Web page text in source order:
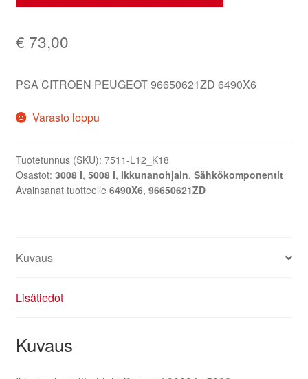
€ 73,00
PSA CITROEN PEUGEOT 96650621ZD 6490X6
Varasto loppu
Tuotetunnus (SKU): 7511-L12_K18
Osastot: 3008 I, 5008 I, Ikkunanohjain, Sähkökomponentit
Avainsanat tuotteelle 6490X6, 96650621ZD
Kuvaus
Lisätiedot
Kuvaus